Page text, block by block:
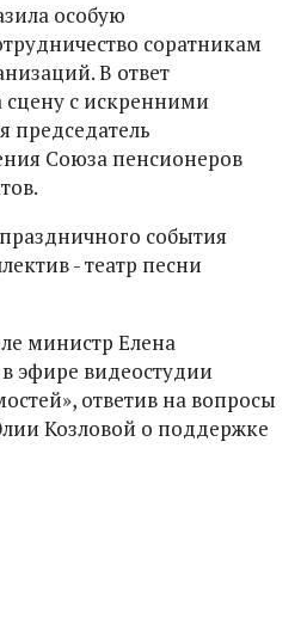
особую
соратникам
В ответ
с искренними
председатель
Союза пенсионеров
события
- театр песни
министр Елена
эфире видеостудии
ответив на вопросы
Козловой о поддержке